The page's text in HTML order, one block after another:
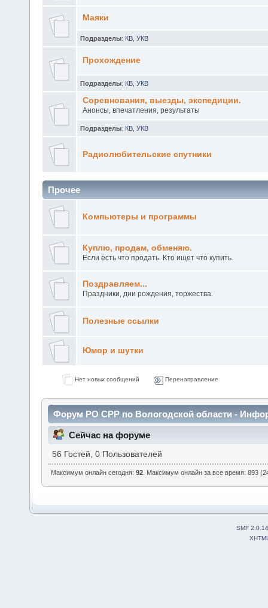
Маяки
Подразделы: КВ УКВ
Прохождение
Подразделы: КВ УКВ
Соревнования, выезды, экспедиции.
Анонсы, впечатления, результаты
Подразделы: КВ УКВ
Радиолюбительские спутники
Прочее
Компьютеры и программы
Куплю, продам, обменяю.
Если есть что продать. Кто ищет что купить.
Поздравляем...
Праздники, дни рождения, торжества.
Полезные ссылки
Юмор и шутки
Нет новых сообщений Перенаправление
Форум РО СРР по Вологодской области -
Сейчас на форуме
56 Гостей, 0 Пользователей
Максимум онлайн сегодня:92 . Максимум онлайн за все время: 893
SMF 2.0.14